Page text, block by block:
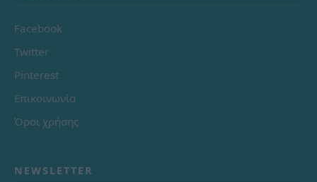
Facebook
Twitter
Pinterest
Επικοινωνία
Όροι χρήσης
NEWSLETTER